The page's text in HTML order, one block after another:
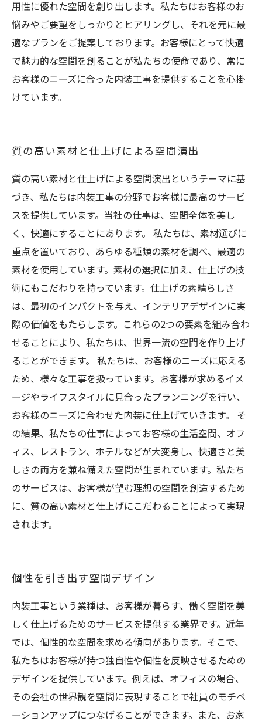
用性に優れた空間を創り出します。私たちはお客様のお
悩みやご要望をしっかりとヒアリングし、それを元に最
適なプランをご提案しております。お客様にとって快適
で魅力的な空間を創ることが私たちの使命であり、常に
お客様のニーズに合った内装工事を提供することを心掛
けています。
質の高い素材と仕上げによる空間演出
質の高い素材と仕上げによる空間演出というテーマに基
づき、私たちは内装工事の分野でお客様に最高のサービ
スを提供しています。当社の仕事は、空間全体を美し
く、快適にすることにあります。 私たちは、素材選びに
重点を置いており、あらゆる種類の素材を調べ、最適の
素材を使用しています。素材の選択に加え、仕上げの技
術にもこだわりを持っています。仕上げの素晴らしさ
は、最初のインパクトを与え、インテリアデザインに実
際の価値をもたらします。これらの2つの要素を組み合わ
せることにより、私たちは、世界一流の空間を作り上げ
ることができます。 私たちは、お客様のニーズに応える
ため、様々な工事を扱っています。お客様が求めるイメ
ージやライフスタイルに見合ったプランニングを行い、
お客様のニーズに合わせた内装に仕上げていきます。 そ
の結果、私たちの仕事によってお客様の生活空間、オフ
ィス、レストラン、ホテルなどが大変身し、快適さと美
しさの両方を兼ね備えた空間が生まれています。私たち
のサービスは、お客様が望む理想の空間を創造するため
に、質の高い素材と仕上げにこだわることによって実現
されます。
個性を引き出す空間デザイン
内装工事という業種は、お客様が暮らす、働く空間を美
しく仕上げるためのサービスを提供する業界です。近年
では、個性的な空間を求める傾向があります。そこで、
私たちはお客様が持つ独自性や個性を反映させるための
デザインを提供しています。例えば、オフィスの場合、
その会社の世界観を空間に表現することで社員のモチベ
ーションアップにつなげることができます。また、お家